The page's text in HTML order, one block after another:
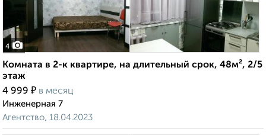
4
Комната в 2-к квартире, на длительный срок, 48м², 2/5
этаж
4 999 ₽ в месяц
Инженерная 7
Агентство, 18.04.2023